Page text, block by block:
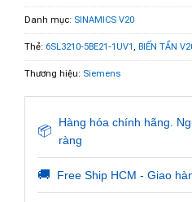
Danh mục: SINAMICS V20
Thẻ: 6SL3210-5BE21-1UV1, BIẾN TẦN
Thương hiệu: Siemens
📦
Hàng hóa chính hãng.
ràng
🚚 Free Ship HCM - Giao